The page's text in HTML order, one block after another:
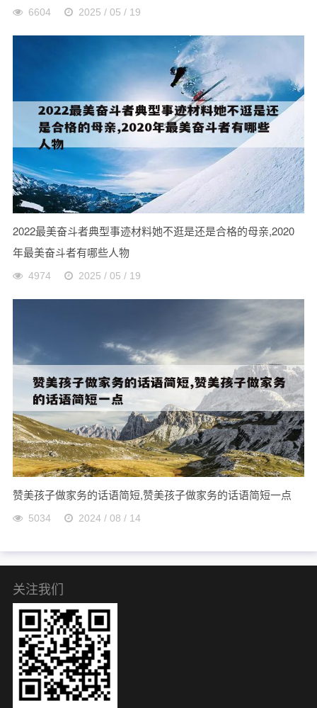
6604 2025 / 05 / 19
2022最美奋斗者典型事迹材料她不逛是还是合格的母亲,2020
年最美奋斗者有哪些人物
4974 2025 / 05 / 19
赞美孩子做家务的话语简短,赞美孩子做家务的话语简短一点
5034 2024 / 08 / 14
关注我们